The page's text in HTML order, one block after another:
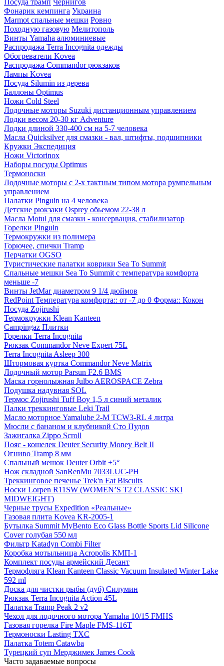
Фонарик кемпинга Украина
Marmot спальные мешки Ровно
Походную газовую Мелитополь
Винты Yamaha алюминиевые
Распродажа Terra Incognita одежды
Обогреватели Kovea
Распродажа Commandor рюкзаков
Лампы Kovea
Посуда Silumin из дерева
Баллоны Optimus
Ножи Cold Steel
Лодочные моторы Suzuki дистанционным управлением
Лодки весом 20-30 кг Adventure
Лодки длиной 330-400 см на 5-7 человека
Масла Quicksilver для смазки - вал, штифты, подшипники
Кружки Экспедиция
Ножи Victorinox
Наборы посуды Optimus
Термоноски
Лодочные моторы с 2-х тактным типом мотора румпельным
управлением
Палатки Pinguin на 4 человека
Детские рюкзаки Osprey обьемом 22-38 л
Масла Motul для смазки - консервация, стабилизатор
Горелки Pinguin
Термокружки из полимера
Горючее, спички Tramp
Перчатки OGSO
Туристические палатки коврики Sea To Summit
Спальные мешки Sea To Summit с температура комфорта
меньше -7
Винты JetMar диаметром 9 1/4 дюймов
RedPoint Температура комфорта:: от -7 до 0 Форма:: Кокон
Посуда Zojirushi
Термокружки Klean Kanteen
Campingaz Плитки
Горелки Terra Incognita
Рюкзак Commandor Neve Expert 75L
Terra Incognita Asleep 300
Штормовая куртка Commandor Neve Matrix
Лодочный мотор Parsun F2.6 BMS
Маска горнолыжная Julbo AEROSPACE Zebra
Подушка надувная SOL
Термос Zojirushi Tuff Boy 1,5 л синий металик
Палки треккинговые Leki Trail
Масло моторное Yamalube 2-M TCW3-RL 4 литра
Мюсли с бананом и клубникой Сто Пудов
Зажигалка Zippo Scroll
Пояс - кошелек Deuter Security Money Belt II
Огниво Tramp 8 мм
Спальный мешок Deuter Orbit +5°
Нож складной SanRenMu 7033LUC-PH
Треккинговое печенье Trek'n Eat Biscuits
Носки Lorpen R11SW (WOMEN’S T2 CLASSIC SKI
MIDWEIGHT)
Черные трусы Expedition «Реальные»
Газовая плита Kovea KR-2005-1
Бутылка Summit MyBento Eco Glass Bottle Sports Lid Silicone
Cover голубая 550 мл
Фильтр Katadyn Combi Filter
Коробка мотыльница Acropolis КМП-1
Комплект посуды армейский Десант
Термофляга Klean Kanteen Classic Vacuum Insulated Winter Lake
592 ml
Доска для чистки рыбы (дуб) Силумин
Рюкзак Terra Incognita Action 45L
Палатка Tramp Peak 2 v2
Чехол для лодочного мотора Yamaha 10/15 FMHS
Газовая горелка Fire Maple FMS-116T
Термоноски Lasting TXC
Палатка Totem Catawba
Турецкий суп Мерджимек James Cook
Часто задаваемые вопросы